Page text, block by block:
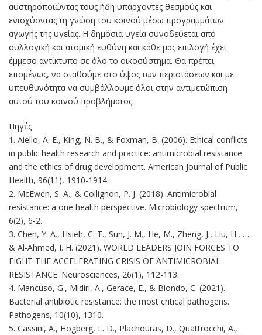
αυστηροποιώντας τους ήδη υπάρχοντες θεσμούς και
ενισχύοντας τη γνώση του κοινού μέσω προγραμμάτων
αγωγής της υγείας. Η δημόσια υγεία συνοδεύεται από
συλλογική και ατομική ευθύνη και κάθε μας επιλογή έχει
έμμεσο αντίκτυπο σε όλο το οικοσύστημα. Θα πρέπει
επομένως, να σταθούμε στο ύψος των περιστάσεων και με
υπευθυνότητα να συμβάλλουμε όλοι στην αντιμετώπιση
αυτού του κοινού προβλήματος.
Πηγές
1. Aiello, A. E., King, N. B., & Foxman, B. (2006). Ethical conflicts
in public health research and practice: antimicrobial resistance
and the ethics of drug development. American Journal of Public
Health, 96(11), 1910-1914.
2. McEwen, S. A., & Collignon, P. J. (2018). Antimicrobial
resistance: a one health perspective. Microbiology spectrum,
6(2), 6-2.
3. Chen, Y. A., Hsieh, C. T., Sun, J. M., He, M., Zheng, J., Liu, H., …
& Al-Ahmed, I. H. (2021). WORLD LEADERS JOIN FORCES TO
FIGHT THE ACCELERATING CRISIS OF ANTIMICROBIAL
RESISTANCE. Neurosciences, 26(1), 112-113.
4. Mancuso, G., Midiri, A., Gerace, E., & Biondo, C. (2021).
Bacterial antibiotic resistance: the most critical pathogens.
Pathogens, 10(10), 1310.
5. Cassini, A., Högberg, L. D., Plachouras, D., Quattrocchi, A.,